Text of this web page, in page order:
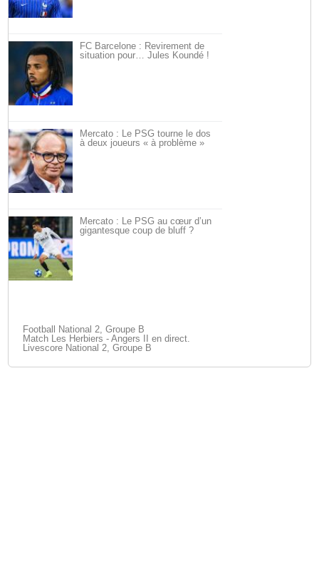
FC Barcelone : Revirement de
situation pour… Jules Koundé !
Mercato : Le PSG tourne le dos
à deux joueurs « à problème »
Mercato : Le PSG au cœur d’un
gigantesque coup de bluff ?
Football National 2, Groupe B
Match Les Herbiers - Angers II en direct.
Livescore National 2, Groupe B